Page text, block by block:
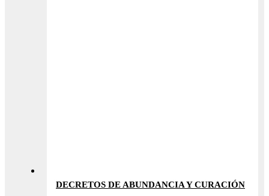
DECRETOS DE ABUNDANCIA Y CURACIÓN